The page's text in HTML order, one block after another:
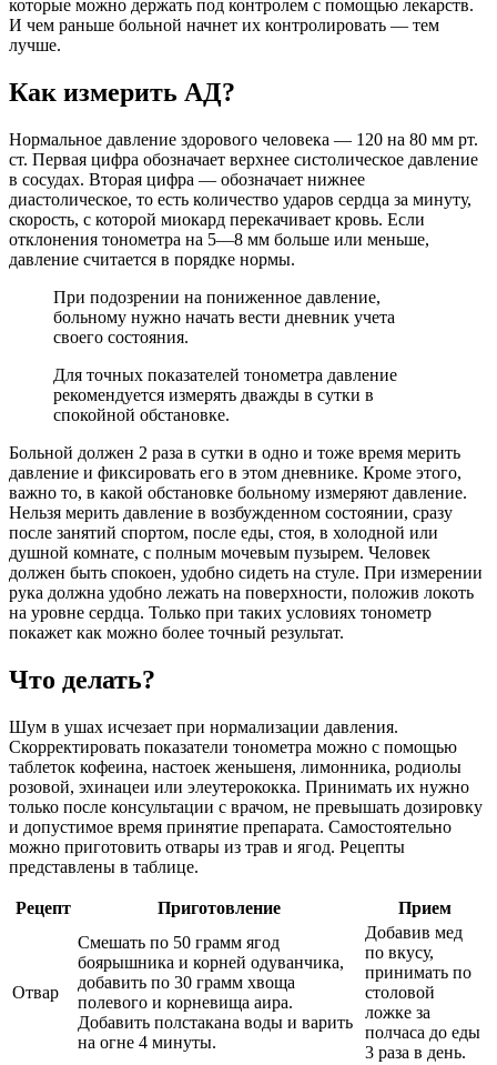
которые можно держать под контролем с помощью лекарств.
И чем раньше больной начнет их контролировать — тем
лучше.
Как измерить АД?
Нормальное давление здорового человека — 120 на 80 мм рт.
ст. Первая цифра обозначает верхнее систолическое давление
в сосудах. Вторая цифра — обозначает нижнее
диастолическое, то есть количество ударов сердца за минуту,
скорость, с которой миокард перекачивает кровь. Если
отклонения тонометра на 5―8 мм больше или меньше,
давление считается в порядке нормы.
При подозрении на пониженное давление,
больному нужно начать вести дневник учета
своего состояния.
Для точных показателей тонометра давление
рекомендуется измерять дважды в сутки в
спокойной обстановке.
Больной должен 2 раза в сутки в одно и тоже время мерить
давление и фиксировать его в этом дневнике. Кроме этого,
важно то, в какой обстановке больному измеряют давление.
Нельзя мерить давление в возбужденном состоянии, сразу
после занятий спортом, после еды, стоя, в холодной или
душной комнате, с полным мочевым пузырем. Человек
должен быть спокоен, удобно сидеть на стуле. При измерении
рука должна удобно лежать на поверхности, положив локоть
на уровне сердца. Только при таких условиях тонометр
покажет как можно более точный результат.
Что делать?
Шум в ушах исчезает при нормализации давления.
Скорректировать показатели тонометра можно с помощью
таблеток кофеина, настоек женьшеня, лимонника, родиолы
розовой, эхинацеи или элеутерококка. Принимать их нужно
только после консультации с врачом, не превышать дозировку
и допустимое время принятие препарата. Самостоятельно
можно приготовить отвары из трав и ягод. Рецепты
представлены в таблице.
Рецепт Приготовление Прием
Отвар
Смешать по 50 грамм ягод
боярышника и корней одуванчика,
добавить по 30 грамм хвоща
полевого и корневища аира.
Добавить полстакана воды и варить
на огне 4 минуты.
Добавив мед
по вкусу,
принимать по
столовой
ложке за
полчаса до еды
3 раза в день.